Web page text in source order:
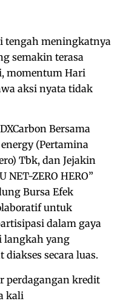
tengah meningkatnya
semakin terasa
momentum Hari
aksi nyata tidak
Bersama
(Pertamina
Tbk, dan Jejakin
ZERO HERO”
Bursa Efek
untuk
dalam gaya
langkah yang
diakses secara luas.
perdagangan kredit
kali